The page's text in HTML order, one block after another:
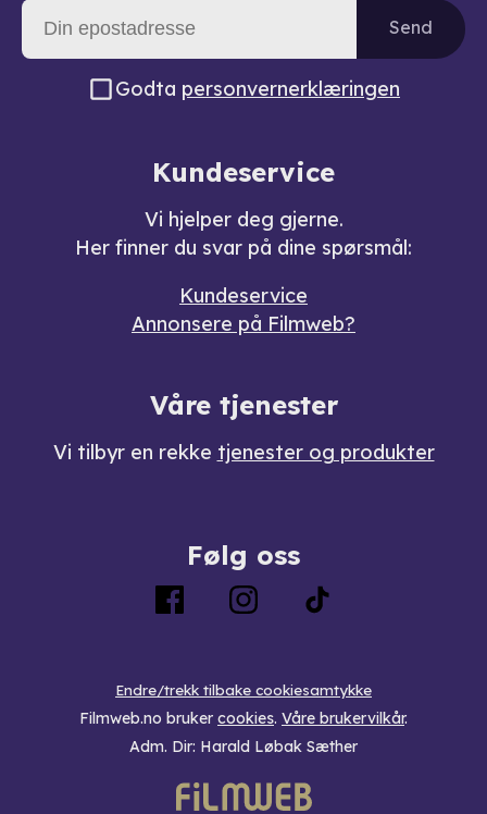
Send
Godta personvernerklæringen
Kundeservice
Vi hjelper deg gjerne.
Her finner du svar på dine spørsmål:
Kundeservice
Annonsere på Filmweb?
Våre tjenester
Vi tilbyr en rekke tjenester og produkter
Følg oss
Endre/trekk tilbake cookiesamtykke
Filmweb.no bruker cookies. Våre brukervilkår.
Adm. Dir: Harald Løbak Sæther